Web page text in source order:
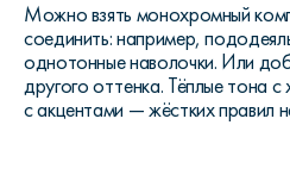
Можно взять монохромный
соединить: например,
однотонные наволочки. Или
другого оттенка. Тёплые тона
с акцентами — жёстких правил